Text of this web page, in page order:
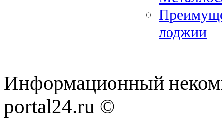
лоджии
Информационный
portal24.ru ©